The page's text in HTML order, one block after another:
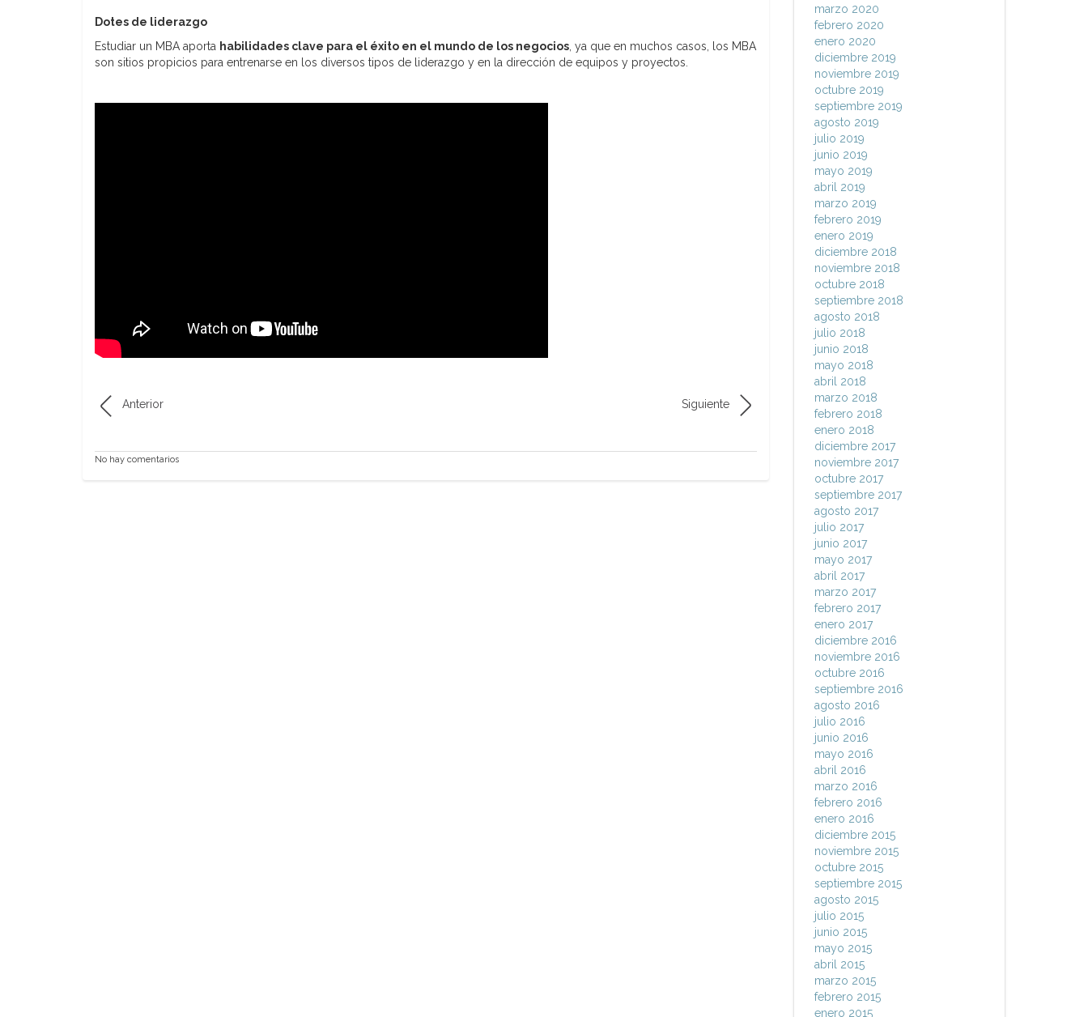
Dotes de liderazgo
Estudiar un MBA aporta habilidades clave para el éxito en el mundo de los negocios , ya que en muchos casos, los MBA
son sitios propicios para entrenarse en los diversos tipos de liderazgo y en la dirección de equipos y proyectos.
Anterior Siguiente
No hay comentarios
marzo 2020
febrero 2020
enero 2020
diciembre 2019
noviembre 2019
octubre 2019
septiembre 2019
agosto 2019
julio 2019
junio 2019
mayo 2019
abril 2019
marzo 2019
febrero 2019
enero 2019
diciembre 2018
noviembre 2018
octubre 2018
septiembre 2018
agosto 2018
julio 2018
junio 2018
mayo 2018
abril 2018
marzo 2018
febrero 2018
enero 2018
diciembre 2017
noviembre 2017
octubre 2017
septiembre 2017
agosto 2017
julio 2017
junio 2017
mayo 2017
abril 2017
marzo 2017
febrero 2017
enero 2017
diciembre 2016
noviembre 2016
octubre 2016
septiembre 2016
agosto 2016
julio 2016
junio 2016
mayo 2016
abril 2016
marzo 2016
febrero 2016
enero 2016
diciembre 2015
noviembre 2015
octubre 2015
septiembre 2015
agosto 2015
julio 2015
junio 2015
mayo 2015
abril 2015
marzo 2015
febrero 2015
enero 2015